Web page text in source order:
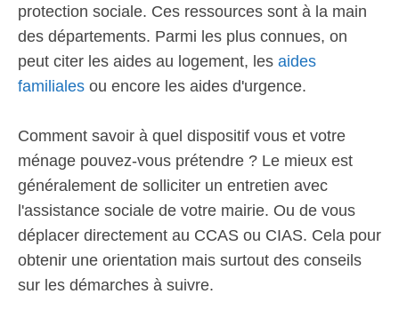
protection sociale. Ces ressources sont à la main
des départements. Parmi les plus connues, on
peut citer les aides au logement, les aides
familiales ou encore les aides d'urgence.
Comment savoir à quel dispositif vous et votre
ménage pouvez-vous prétendre ? Le mieux est
généralement de solliciter un entretien avec
l'assistance sociale de votre mairie. Ou de vous
déplacer directement au CCAS ou CIAS. Cela pour
obtenir une orientation mais surtout des conseils
sur les démarches à suivre.